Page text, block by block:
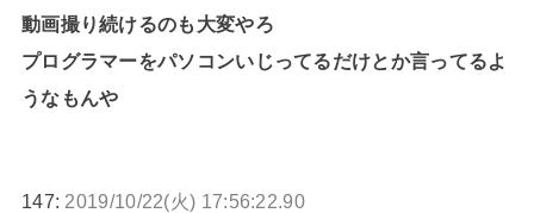
動画撮り続けるのも大変やろ
プログラマーをパソコンいじってるだけとか言ってるよ
うなもんや
147: 2019/10/22(火) 17:56:22.90